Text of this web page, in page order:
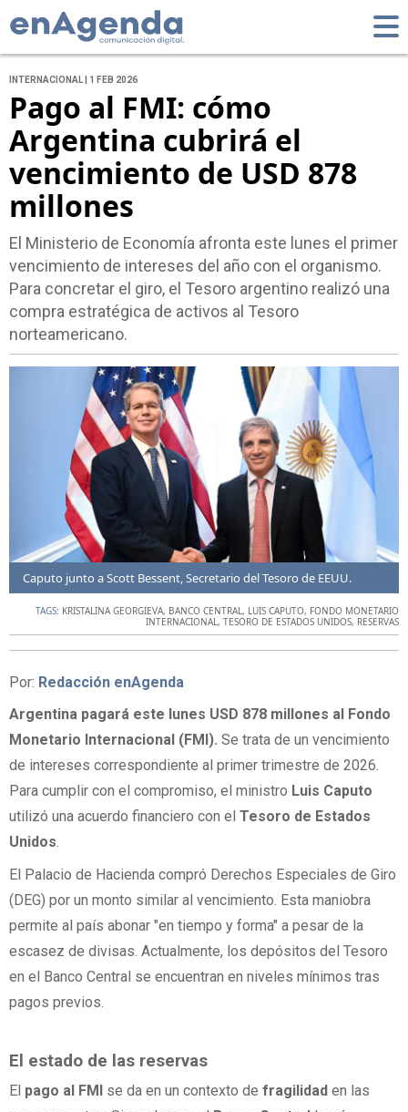
INTERNACIONAL | 1 FEB 2026
Pago al FMI: cómo
Argentina cubrirá el
vencimiento de USD 878
millones
El Ministerio de Economía afronta este lunes el primer
vencimiento de intereses del año con el organismo.
Para concretar el giro, el Tesoro argentino realizó una
compra estratégica de activos al Tesoro
norteamericano.
Caputo junto a Scott Bessent, Secretario del Tesoro de EEUU.
TAGS: KRISTALINA GEORGIEVA, BANCO CENTRAL, LUIS CAPUTO, FONDO MONETARIO
INTERNACIONAL, TESORO DE ESTADOS UNIDOS, RESERVAS
Por: Redacción enAgenda
Argentina pagará este lunes USD 878 millones al Fondo
Monetario Internacional (FMI). Se trata de un vencimiento
de intereses correspondiente al primer trimestre de 2026.
Para cumplir con el compromiso, el ministro Luis Caputo
utilizó una acuerdo financiero con el Tesoro de Estados
Unidos.
El Palacio de Hacienda compró Derechos Especiales de Giro
(DEG) por un monto similar al vencimiento. Esta maniobra
permite al país abonar "en tiempo y forma" a pesar de la
escasez de divisas. Actualmente, los depósitos del Tesoro
en el Banco Central se encuentran en niveles mínimos tras
pagos previos.
El estado de las reservas
El pago al FMI se da en un contexto de fragilidad en las